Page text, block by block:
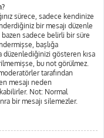
sürece, sadece kendinize
bir mesajı düzenle
sadece belirli bir süre
başlığa
düzenlediğinizi gösteren kısa
bu not görülmez.
tarafından
mesajı neden
Not: Normal
bir mesajı silemezler.